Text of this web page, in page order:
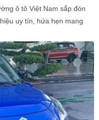
ô tô Việt Nam sắp đón
uy tín, hứa hẹn mang
giai đoạn cạnh tranh sôi